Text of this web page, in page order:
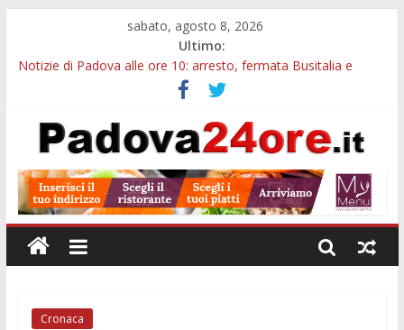
sabato, agosto 8, 2026
Ultimo:
Notizie di Padova alle ore 10: arresto, fermata Busitalia e
Notizie di Padova alle ore 23: maltrattamenti, arresto a
Limena e progetto Cool Shop
Bando sicurezza urbana Veneto: 650mila euro per Comuni e
Sicurezza esodo estivo Padova: più controlli su strade, stazioni
e treni
Bonus trasporto pubblico Veneto: 200 euro per l’abbonamento
annuale
Cronaca